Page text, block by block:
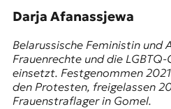
Darja Afanassjewa
Belarussische Feministin und
Frauenrechte und die
einsetzt. Festgenommen
den Protesten, freigelassen
Frauenstraflager in Gomel.